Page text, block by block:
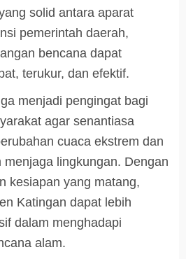
solid antara aparat
pemerintah daerah,
bencana dapat
terukur, dan efektif.
menjadi pengingat bagi
agar senantiasa
cuaca ekstrem dan
lingkungan. Dengan
kesiapan yang matang,
Katingan dapat lebih
dalam menghadapi
alam.